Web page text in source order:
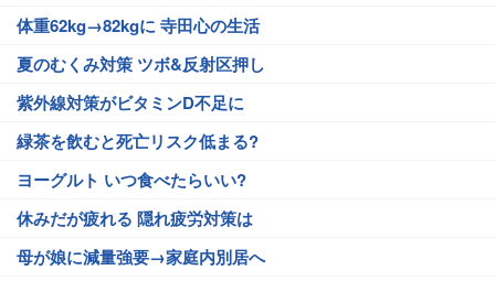
体重62kg→82kgに 寺田心の生活
夏のむくみ対策 ツボ&反射区押し
紫外線対策がビタミンD不足に
緑茶を飲むと死亡リスク低まる?
ヨーグルト いつ食べたらいい?
休みだが疲れる 隠れ疲労対策は
母が娘に減量強要→家庭内別居へ